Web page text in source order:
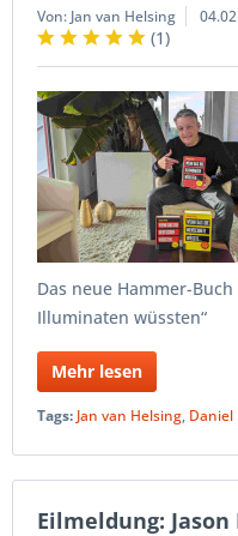
Von: Jan van Helsing
(1)
Das neue Hammer-
Illuminaten wüssten“
Mehr lesen
Tags: Jan van Helsing, Daniel
Eilmeldung: